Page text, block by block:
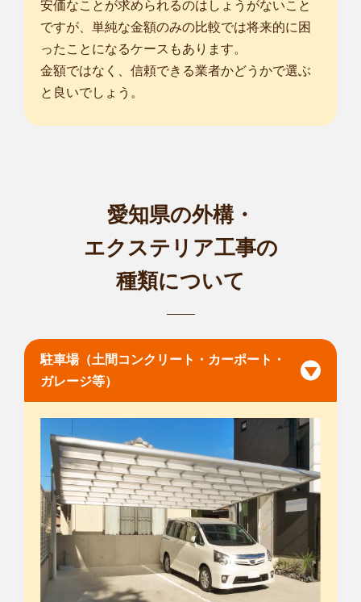
安価なことが求められるのはしょうがないこと
ですが、単純な金額のみの比較では将来的に困
ったことになるケースもあります。
金額ではなく、信頼できる業者かどうかで選ぶ
と良いでしょう。
愛知県の外構・
エクステリア工事の
種類について
駐車場（土間コンクリート・カーポート・
ガレージ等）